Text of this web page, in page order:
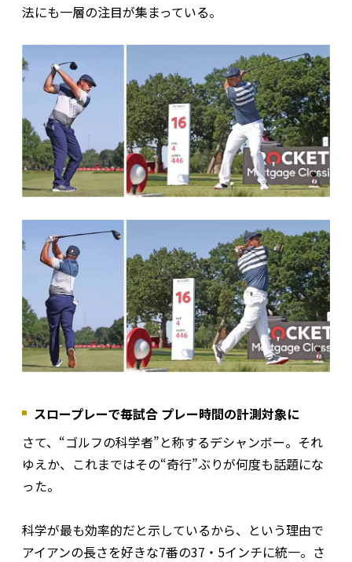
法にも一層の注目が集まっている。
スロープレーで毎試合 プレー時間の計測対象に
さて、“ゴルフの科学者”と称するデシャンボー。それ
ゆえか、これまではその“奇行”ぶりが何度も話題にな
った。
科学が最も効率的だと示しているから、という理由で
アイアンの長さを好きな7番の37・5インチに統一。さ